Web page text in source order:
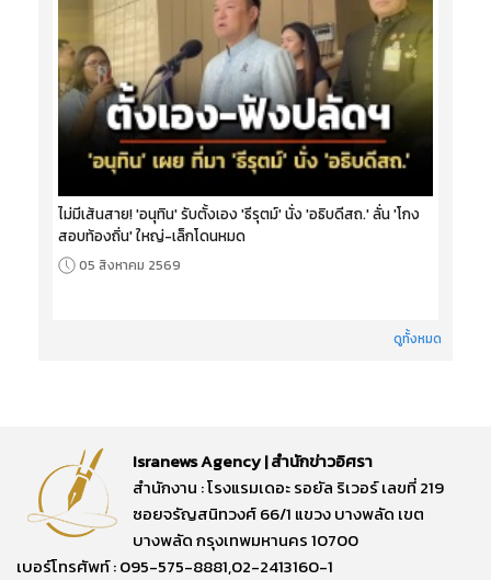
ไม่มีเส้นสาย! 'อนุทิน' รับตั้งเอง 'ธีรุตม์' นั่ง 'อธิบดีสถ.' ลั่น 'โกง
สอบท้องถิ่น' ใหญ่-เล็กโดนหมด
05 สิงหาคม 2569
ดูทั้งหมด
Isranews Agency | สำนักข่าวอิศรา
สำนักงาน : โรงแรมเดอะ รอยัล ริเวอร์ เลขที่ 219
ซอยจรัญสนิทวงศ์ 66/1 แขวง บางพลัด เขต
บางพลัด กรุงเทพมหานคร 10700
เบอร์โทรศัพท์ : 095-575-8881,02-2413160-1